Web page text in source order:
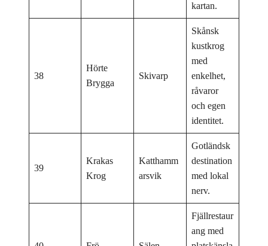
kartan.
38
Hörte
Brygga
Skivarp
Skånsk
kustkrog
med
enkelhet,
råvaror
och egen
identitet.
39
Krakas
Krog
Katthamm
arsvik
Gotländsk
destination
med lokal
nerv.
Fjällrestaur
ang med